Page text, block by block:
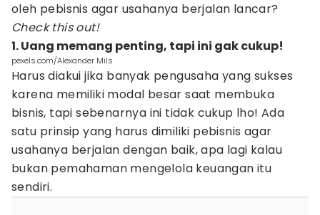
oleh pebisnis agar usahanya berjalan lancar?
Check this out!
1. Uang memang penting, tapi ini gak cukup!
pexels.com/Alexander Mils
Harus diakui jika banyak pengusaha yang sukses
karena memiliki modal besar saat membuka
bisnis, tapi sebenarnya ini tidak cukup lho! Ada
satu prinsip yang harus dimiliki pebisnis agar
usahanya berjalan dengan baik, apa lagi kalau
bukan pemahaman mengelola keuangan itu
sendiri.